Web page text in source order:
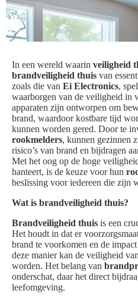
In een wereld waarin veiligheid
brandveiligheid thuis van
zoals die van Ei Electronics,
waarborgen van de veiligheid in
apparaten zijn ontworpen om
brand, waardoor kostbare tijd
kunnen worden gered. Door te
rookmelders, kunnen gezinnen
risico’s van brand en bijdragen
Met het oog op de hoge
hanteert, is de keuze voor hun
beslissing voor iedereen die zijn
Wat is brandveiligheid thuis?
Brandveiligheid thuis is een
Het houdt in dat er
brand te voorkomen en de
deze manier kan de veiligheid
worden. Het belang van
onderschat, daar het direct
leefomgeving.